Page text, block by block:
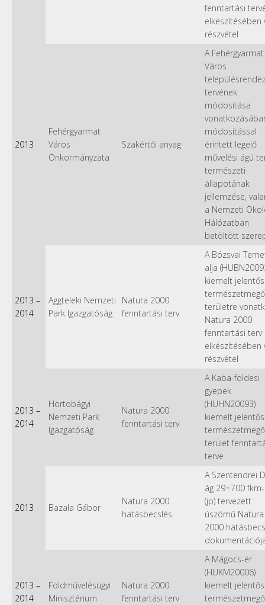
fenntartási
elkészítésében
részvétel
2013
Fehérgyarmat
Város
Önkormányzata
Szakértői anyag
A Fehérgyarmat
Város
tervének
módosítása
módosítással
érintett legelő
művelési ágú
természeti
állapotának
jellemzése,
a Nemzeti
Hálózatban
betöltött
2013 –
2014
Aggteleki Nemzeti
Park Igazgatóság
Natura 2000
fenntartási terv
A Bózsvai
alja
kiemelt
területre
Natura 2000
fenntartási terv
elkészítésében
részvétel
2013 –
2014
Hortobágyi
Nemzeti Park
Igazgatóság
Natura 2000
fenntartási terv
A Kaba-földesi
gyepek
(HUHN20093)
kiemelt
terület
terve
2013 Bazala Gábor
Natura 2000
hatásbecslés
A Szentendrei
ág 29+700
(jp) tervezett
úszómű Natura
2000
2013 –
2014
Földművelésügyi
Minisztérium
Natura 2000
fenntartási terv
A Mágocs-ér
(HUKM20006)
kiemelt